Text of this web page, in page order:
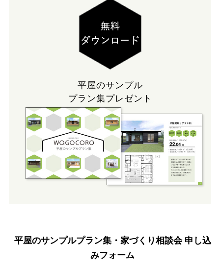
平屋のサンプル
プラン集プレゼント
平屋のサンプルプラン集・家づくり相談会 申し込
みフォーム